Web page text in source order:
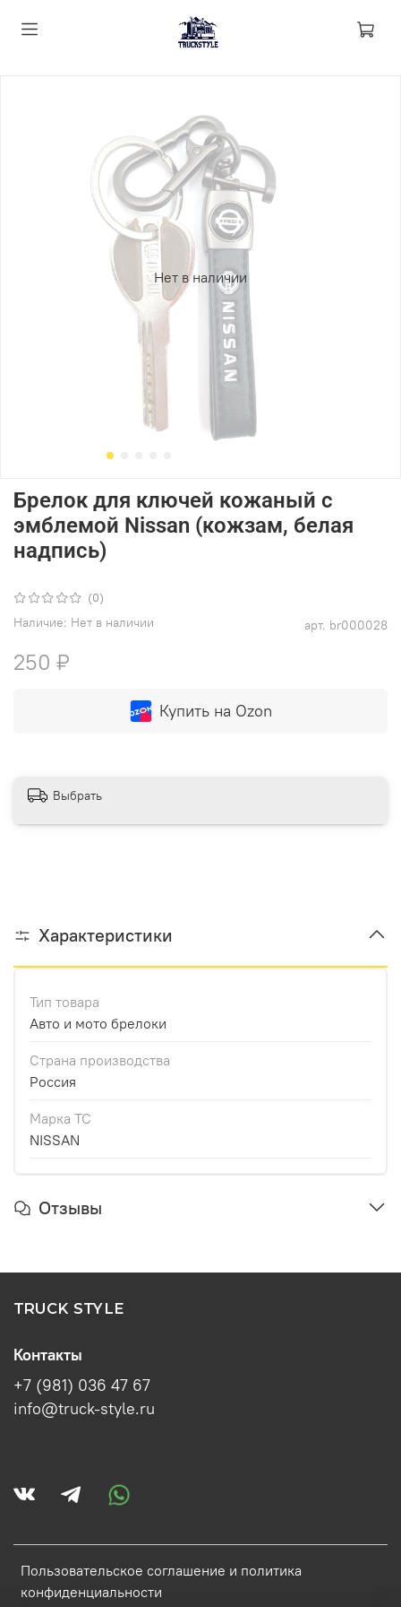
Нет в наличии
(0)
арт. br000028
Наличие: Нет в наличии
Брелок для ключей кожаный с
эмблемой Nissan (кожзам, белая
надпись)
250 ₽
Купить на Ozon
Выбрать
Характеристики
Тип товара
Авто и мото брелоки
Страна производства
Россия
Марка ТС
NISSAN
Отзывы
TRUCK STYLE
Пользовательское соглашение и политика
конфиденциальности
Контакты
+7 (981) 036 47 67
info@truck-style.ru